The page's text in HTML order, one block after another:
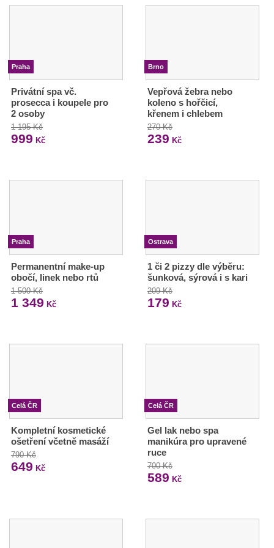
Praha
Privátní spa vč.
prosecca i koupele pro
2 osoby
1 195 Kč
999 Kč
Brno
Vepřová žebra nebo
koleno s hořčicí,
křenem i chlebem
270 Kč
239 Kč
Praha
Permanentní make-up
obočí, linek nebo rtů
1 500 Kč
1 349 Kč
Ostrava
1 či 2 pizzy dle výběru:
šunková, sýrová i s kari
209 Kč
179 Kč
Celá ČR
Kompletní kosmetické
ošetření včetně masáží
790 Kč
649 Kč
Celá ČR
Gel lak nebo spa
manikúra pro upravené
ruce
700 Kč
589 Kč